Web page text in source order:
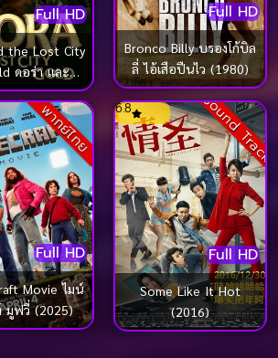
Full HD
the Lost City
ดอร่า และ
งคำที่สาบสูญ
(2019)
Full HD
Bronco Billy บรองโก้บิล
ลี่ ไอ้เสือปืนไว (1980)
พากย์ไทย
Full HD
Movie ไมน์
มูฟวี่ (2025)
Sound Track
Full HD
6.8
Some Like It Hot
(2016)